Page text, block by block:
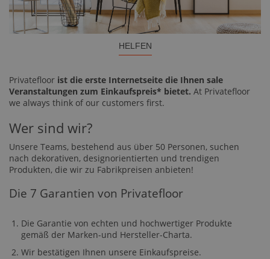
HELFEN
Privatefloor ist die erste Internetseite die Ihnen sale
Veranstaltungen zum Einkaufspreis* bietet. At Privatefloor
we always think of our customers first.
Wer sind wir?
Unsere Teams, bestehend aus über 50 Personen, suchen
nach dekorativen, designorientierten und trendigen
Produkten, die wir zu Fabrikpreisen anbieten!
Die 7 Garantien von Privatefloor
Die Garantie von echten und hochwertiger Produkte
gemäß der Marken-und Hersteller-Charta.
Wir bestätigen Ihnen unsere Einkaufspreise.